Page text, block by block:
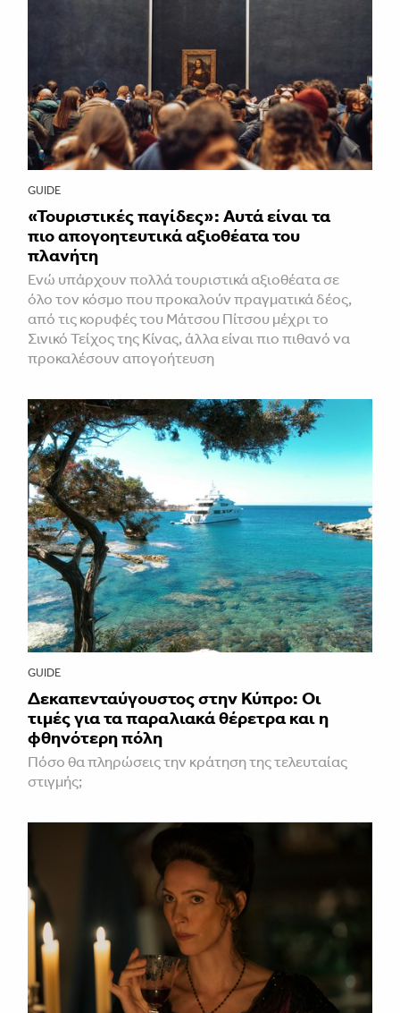
GUIDE
«Τουριστικές παγίδες»: Αυτά είναι τα
πιο απογοητευτικά αξιοθέατα του
πλανήτη
Ενώ υπάρχουν πολλά τουριστικά αξιοθέατα σε
όλο τον κόσμο που προκαλούν πραγματικά δέος,
από τις κορυφές του Μάτσου Πίτσου μέχρι το
Σινικό Τείχος της Κίνας, άλλα είναι πιο πιθανό να
προκαλέσουν απογοήτευση
GUIDE
Δεκαπενταύγουστος στην Κύπρο: Οι
τιμές για τα παραλιακά θέρετρα και η
φθηνότερη πόλη
Πόσο θα πληρώσεις την κράτηση της τελευταίας
στιγμής;